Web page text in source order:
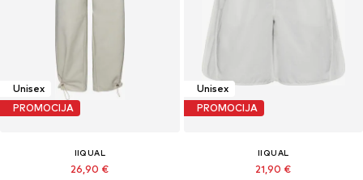
Unisex
PROMOCIJA
IIQUAL
26,90 €
Unisex
PROMOCIJA
IIQUAL
21,90 €